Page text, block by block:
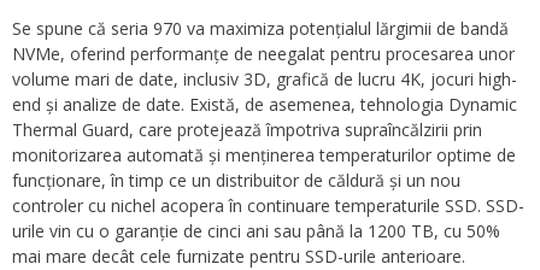
Se spune că seria 970 va maximiza potențialul lărgimii de bandă
NVMe, oferind performanțe de neegalat pentru procesarea unor
volume mari de date, inclusiv 3D, grafică de lucru 4K, jocuri high-
end și analize de date. Există, de asemenea, tehnologia Dynamic
Thermal Guard, care protejează împotriva supraîncălzirii prin
monitorizarea automată și menținerea temperaturilor optime de
funcționare, în timp ce un distribuitor de căldură și un nou
controler cu nichel acopera în continuare temperaturile SSD. SSD-
urile vin cu o garanție de cinci ani sau până la 1200 TB, cu 50%
mai mare decât cele furnizate pentru SSD-urile anterioare.